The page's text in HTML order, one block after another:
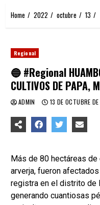
Home 2022 octubre 13
Regional
🔵 #Regional
CULTIVOS DE PAPA,
ADMIN 13 DE OCTUBRE
Más de 80 hectáreas de
arverja, fueron
registra en el distrito de
generando cuantiosas